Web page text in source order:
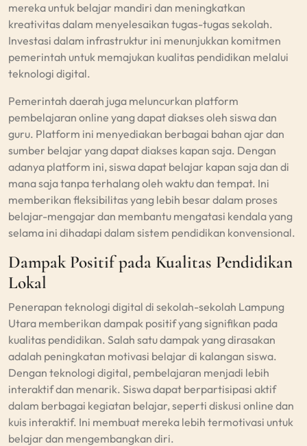
mereka untuk belajar mandiri dan meningkatkan
kreativitas dalam menyelesaikan tugas-tugas sekolah.
Investasi dalam infrastruktur ini menunjukkan komitmen
pemerintah untuk memajukan kualitas pendidikan melalui
teknologi digital.
Pemerintah daerah juga meluncurkan platform
pembelajaran online yang dapat diakses oleh siswa dan
guru. Platform ini menyediakan berbagai bahan ajar dan
sumber belajar yang dapat diakses kapan saja. Dengan
adanya platform ini, siswa dapat belajar kapan saja dan di
mana saja tanpa terhalang oleh waktu dan tempat. Ini
memberikan fleksibilitas yang lebih besar dalam proses
belajar-mengajar dan membantu mengatasi kendala yang
selama ini dihadapi dalam sistem pendidikan konvensional.
Dampak Positif pada Kualitas Pendidikan
Lokal
Penerapan teknologi digital di sekolah-sekolah Lampung
Utara memberikan dampak positif yang signifikan pada
kualitas pendidikan. Salah satu dampak yang dirasakan
adalah peningkatan motivasi belajar di kalangan siswa.
Dengan teknologi digital, pembelajaran menjadi lebih
interaktif dan menarik. Siswa dapat berpartisipasi aktif
dalam berbagai kegiatan belajar, seperti diskusi online dan
kuis interaktif. Ini membuat mereka lebih termotivasi untuk
belajar dan mengembangkan diri.